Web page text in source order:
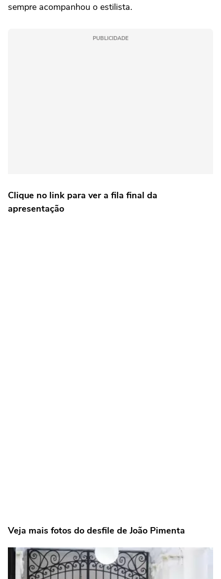
sempre acompanhou o estilista.
PUBLICIDADE
Clique no link para ver a fila final da
apresentação
Veja mais fotos do desfile de João Pimenta